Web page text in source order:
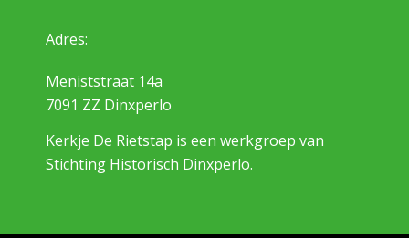
Adres:
Meniststraat 14a
7091 ZZ Dinxperlo
Kerkje De Rietstap is een werkgroep van
Stichting Historisch Dinxperlo.